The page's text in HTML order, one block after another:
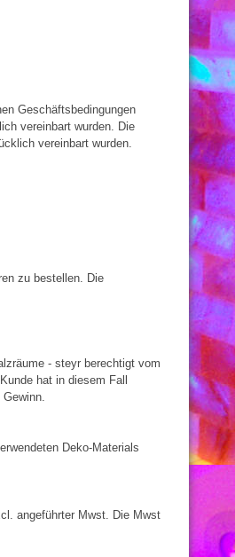
Geschäftsbedingungen
vereinbart wurden. Die
vereinbart wurden.
zu bestellen. Die
- steyr berechtigt vom
hat in diesem Fall
Deko-Materials
angeführter Mwst. Die Mwst